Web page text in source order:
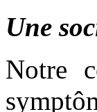
Une
Notre